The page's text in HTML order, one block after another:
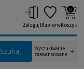
Szukaj
Wyszukiwanie
zaawansowane
ZalogujUlubione
0
Koszyk